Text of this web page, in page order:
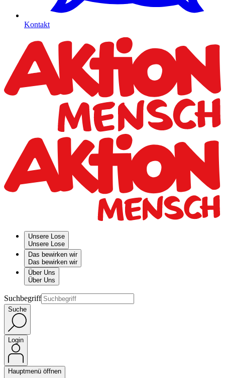
Kontakt
Unsere Lose
Unsere Lose
Das bewirken wir
Das bewirken wir
Über Uns
Über Uns
Suchbegriff
Suche
Login
Hauptmenü öffnen